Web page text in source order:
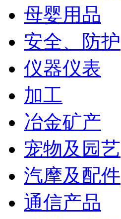
母婴用品
安全、防护
仪器仪表
加工
冶金矿产
宠物及园艺
汽摩及配件
通信产品